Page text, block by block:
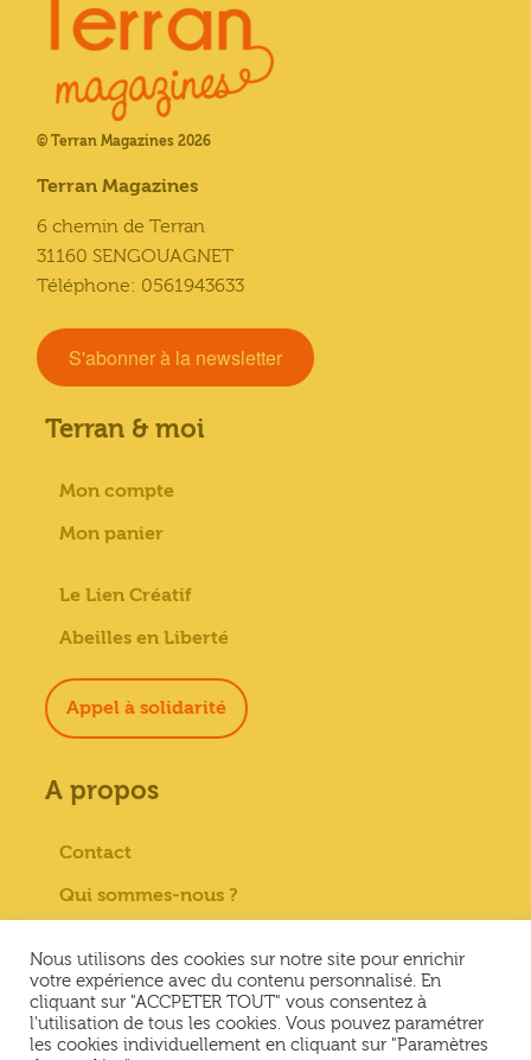
© Terran Magazines 2026
Terran Magazines
6 chemin de Terran
31160 SENGOUAGNET
Téléphone: 0561943633
S'abonner à la newsletter
Terran & moi
Mon compte
Mon panier
Le Lien Créatif
Abeilles en Liberté
Appel à solidarité
A propos
Contact
Qui sommes-nous ?
Mentions Légales
Conditions générales de vente
Nous utilisons des cookies sur notre site pour enrichir
votre expérience avec du contenu personnalisé. En
cliquant sur "ACCPETER TOUT" vous consentez à
l'utilisation de tous les cookies. Vous pouvez paramétrer
les cookies individuellement en cliquant sur "Paramètres